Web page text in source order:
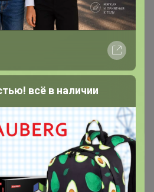
необходимо
на сайте!
меньше минуты
Зарегистрироваться
всё в наличии